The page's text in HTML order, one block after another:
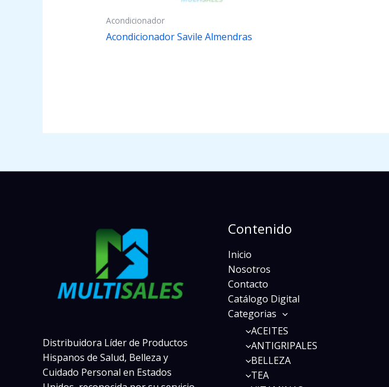
Acondicionador
Acondicionador Savile Almendras
Distribuidora Líder de Productos
Hispanos de Salud, Belleza y
Cuidado Personal en Estados
Contenido
Inicio
Nosotros
Contacto
Catálogo Digital
Categorias
ACEITES
ANTIGRIPALES
BELLEZA
TEA